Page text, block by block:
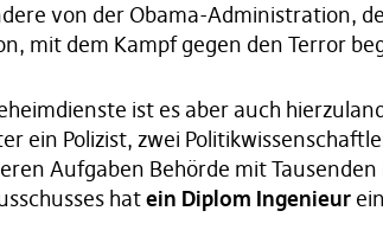
von der Obama-Administration,
mit dem Kampf gegen den Terror
ist es aber auch
ein Polizist, zwei
Aufgaben Behörde mit
hatein Diplom Ingenieur